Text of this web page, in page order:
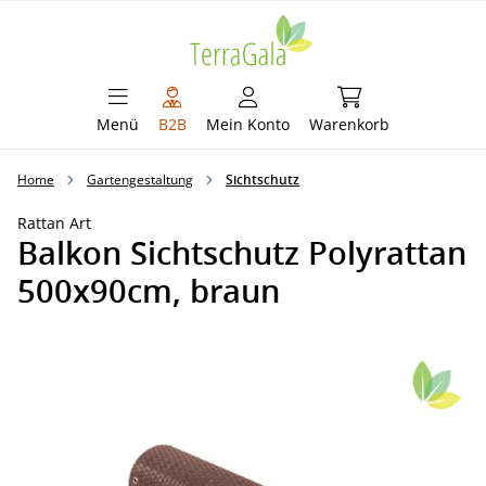
Menü B2B Mein Konto Warenkorb
Warenkorb
Home Gartengestaltung Sichtschutz
Rattan Art
Balkon Sichtschutz Polyrattan
500x90cm, braun